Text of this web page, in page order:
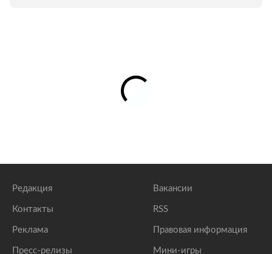
Редакция
Контакты
Реклама
Пресс-релизы
Вакансии
RSS
Правовая информация
Мини-игры